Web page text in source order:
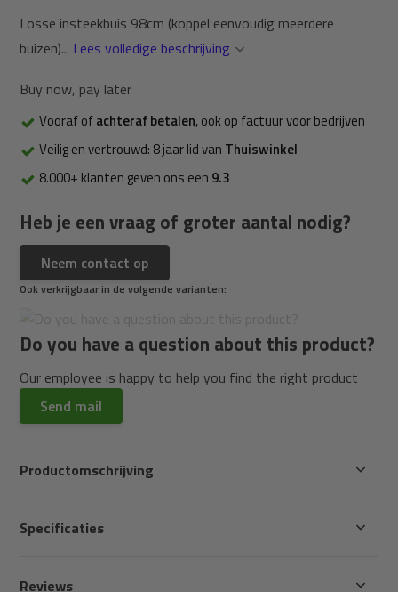
Losse insteekbuis 98cm (koppel eenvoudig meerdere
buizen)... Lees volledige beschrijving
Buy now, pay later
Vooraf ofachteraf betalen, ook op factuur voor bedrijven
Veilig en vertrouwd: 8 jaar lid van Thuiswinkel
8.000+ klanten geven ons een 9.3
Heb je een vraag of groter aantal nodig?
Neem contact op
Ook verkrijgbaar in de volgende varianten:
Do you have a question about this product?
Our employee is happy to help you find the right product
Send mail
Productomschrijving
Specificaties
Reviews